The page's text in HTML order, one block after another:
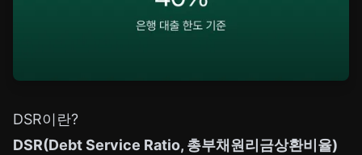
DSR이란?
DSR(Debt Service Ratio, 총부채원리금상환비율)